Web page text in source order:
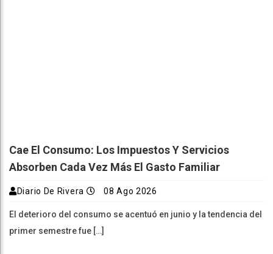
Cae El Consumo: Los Impuestos Y Servicios
Absorben Cada Vez Más El Gasto Familiar
Diario De Rivera 08 Ago 2026
El deterioro del consumo se acentuó en junio y la tendencia del
primer semestre fue […]